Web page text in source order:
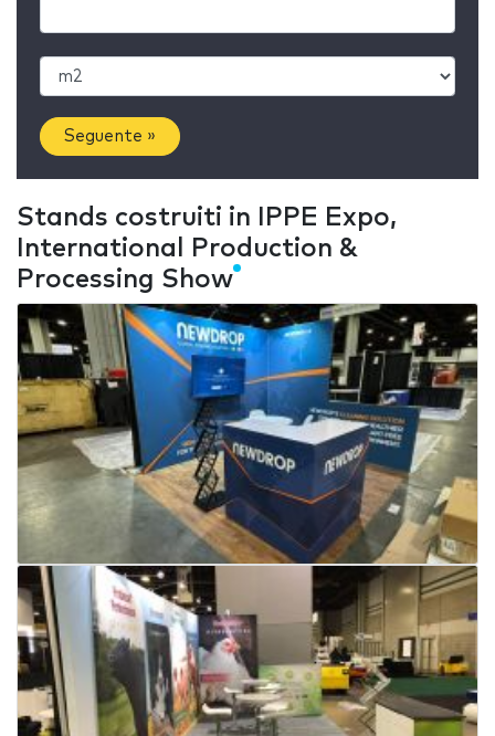
Seguente »
Stands costruiti in IPPE Expo,
International Production &
Processing Show